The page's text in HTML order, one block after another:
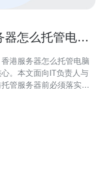
怎么托管电脑
港服务器怎么托管电脑
。本文面向IT负责人与
管服务器前必须落实的
）搜索下被相关人员